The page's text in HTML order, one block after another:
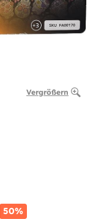
Vergrößern
50%